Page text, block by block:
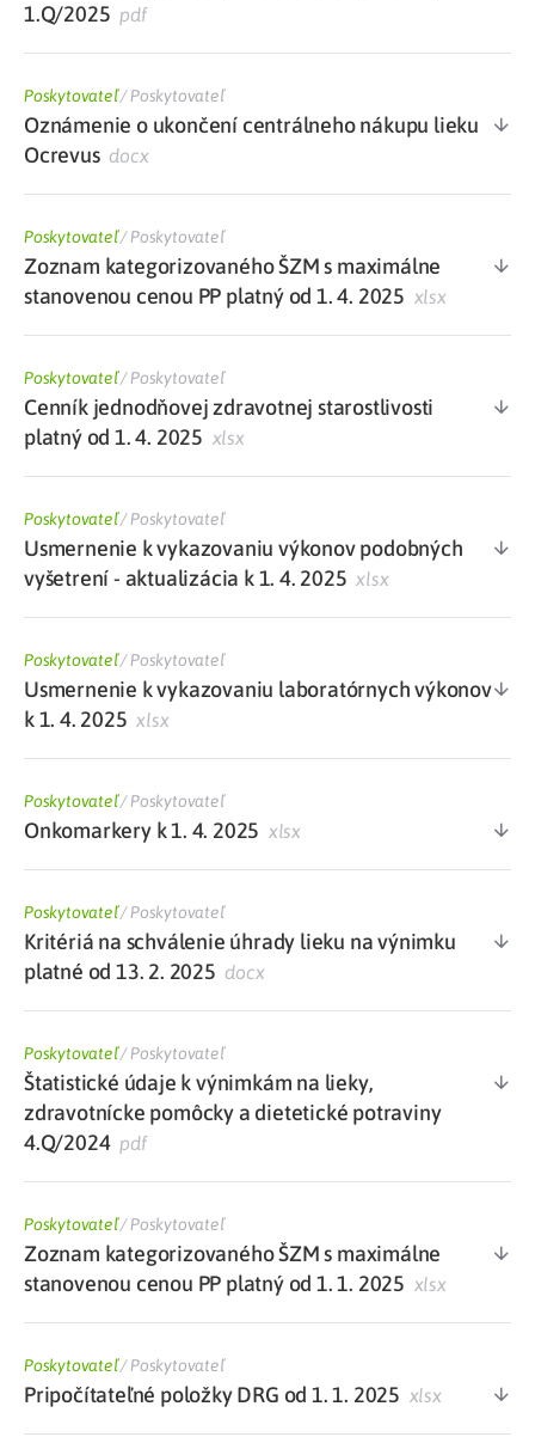
1.Q/2025 pdf
Poskytovateľ/Poskytovateľ
Oznámenie o ukončení centrálneho nákupu lieku
Ocrevusdocx
Poskytovateľ/Poskytovateľ
Zoznam kategorizovaného ŠZM s maximálne
stanovenou cenou PP platný od 1. 4. 2025 xlsx
Poskytovateľ/Poskytovateľ
Cenník jednodňovej zdravotnej starostlivosti
platný od 1. 4. 2025 xlsx
Poskytovateľ/Poskytovateľ
Usmernenie k vykazovaniu výkonov podobných
vyšetrení - aktualizácia k 1. 4. 2025 xlsx
Poskytovateľ/Poskytovateľ
Usmernenie k vykazovaniu laboratórnych výkonov
k 1. 4. 2025 xlsx
Poskytovateľ/Poskytovateľ
Onkomarkery k 1. 4. 2025 xlsx
Poskytovateľ/Poskytovateľ
Kritériá na schválenie úhrady lieku na výnimku
platné od 13. 2. 2025 docx
Poskytovateľ/Poskytovateľ
Štatistické údaje k výnimkám na lieky,
zdravotnícke pomôcky a dietetické potraviny
4.Q/2024pdf
Poskytovateľ/Poskytovateľ
Zoznam kategorizovaného ŠZM s maximálne
stanovenou cenou PP platný od 1. 1. 2025 xlsx
Poskytovateľ/Poskytovateľ
Pripočítateľné položky DRG od 1. 1. 2025 xlsx